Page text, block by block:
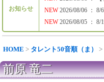
お知らせ
NEW
NEW
2026/08/06 ：
2026/08/05 ：
HOME > タレント50音順（ま） >
前原 竜二